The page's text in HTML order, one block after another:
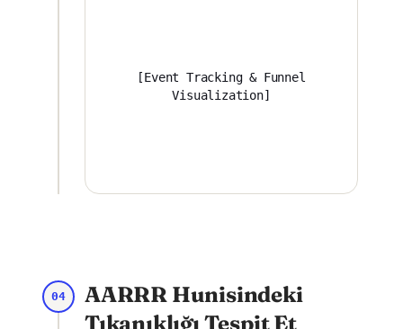
[Event Tracking & Funnel
Visualization]
04
AARRR Hunisindeki
Tıkanıklığı Tespit Et